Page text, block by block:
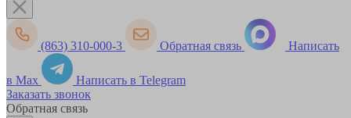
(863) 310-000-3 Обратная связь Написать
в Max
Написать в Telegram
Заказать звонок
Обратная связь